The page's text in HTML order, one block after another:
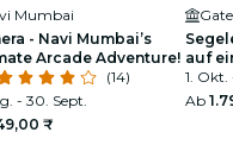
Mumbai
- Navi Mumbai’s
Arcade Adventure!
(14)
- 30. Sept.
₹
auf
Yacht
1. Okt.
Ab